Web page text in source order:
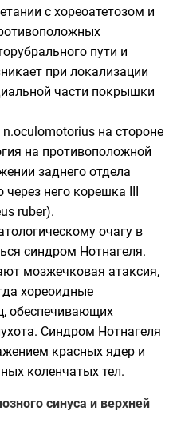
с хореоатетозом и
пути и
при локализации
части покрышки
на стороне
на противоположной
заднего отдела
через него корешка III
ruber).
очагу в
синдром Нотнагеля.
мозжечковая атаксия,
хореоидные
обеспечивающих
Синдром Нотнагеля
красных ядер и
коленчатых тел.
синуса и верхней